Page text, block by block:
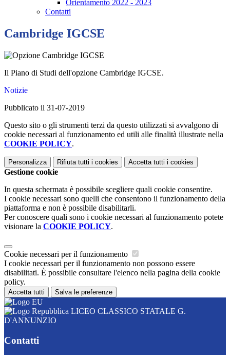
Orientamento 2022 - 2023
Contatti
Cambridge IGCSE
Il Piano di Studi dell'opzione Cambridge IGCSE.
Notizie
Pubblicato il 31-07-2019
Questo sito o gli strumenti terzi da questo utilizzati si avvalgono di
cookie necessari al funzionamento ed utili alle finalità illustrate nella
COOKIE POLICY.
Personalizza Rifiuta tutti i cookies Accetta tutti i cookies
Gestione cookie
In questa schermata è possibile scegliere quali cookie consentire.
I cookie necessari sono quelli che consentono il funzionamento della
piattaforma e non è possibile disabilitarli.
Per conoscere quali sono i cookie necessari al funzionamento potete
visionare la COOKIE POLICY.
Cookie necessari per il funzionamento
I cookie necessari per il funzionamento non possono essere
disabilitati. È possibile consultare l'elenco nella pagina della cookie
policy.
Accetta tutti Salva le preferenze
LICEO CLASSICO STATALE G.
D'ANNUNZIO
Contatti